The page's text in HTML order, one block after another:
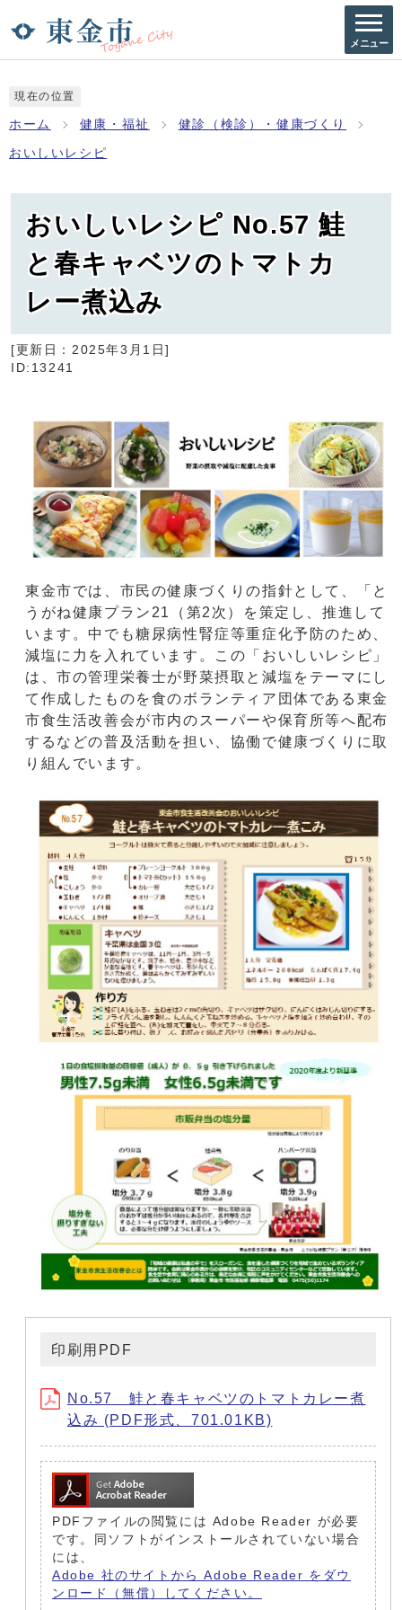
メニュー
現在の位置
ホーム 健康・福祉 健診（検診）・健康づくり
おいしいレシピ
おいしいレシピ No.57 鮭
と春キャベツのトマトカ
レー煮込み
[更新日： 2025年3月1日]
ID:13241
東金市では、市民の健康づくりの指針として、「と
うがね健康プラン21（第2次）を策定し、推進して
います。中でも糖尿病性腎症等重症化予防のため、
減塩に力を入れています。この「おいしいレシピ」
は、市の管理栄養士が野菜摂取と減塩をテーマにし
て作成したものを食のボランティア団体である東金
市食生活改善会が市内のスーパーや保育所等へ配布
するなどの普及活動を担い、協働で健康づくりに取
り組んでいます。
印刷用PDF
No.57 鮭と春キャベツのトマトカレー煮
込み (PDF形式、701.01KB)
PDFファイルの閲覧には Adobe Reader が必要
です。同ソフトがインストールされていない場合
には、
Adobe 社のサイトから Adobe Reader をダウ
ンロード（無償）してください。